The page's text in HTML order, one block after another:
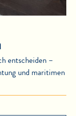
entscheiden –
und maritimen